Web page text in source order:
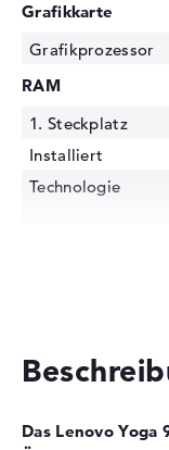
Grafikkarte
Grafikprozessor
RAM
1. Steckplatz
Installiert
Technologie
Display
Das Lenovo Yoga